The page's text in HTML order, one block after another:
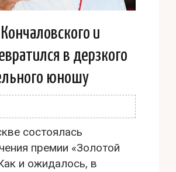
и
в дерзкого
юношу
состоялась
премии «Золотой
и ожидалось, в